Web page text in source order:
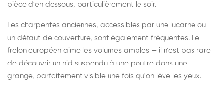
pièce d'en dessous, particulièrement le soir.
Les charpentes anciennes, accessibles par une lucarne ou
un défaut de couverture, sont également fréquentes. Le
frelon européen aime les volumes amples — il n'est pas rare
de découvrir un nid suspendu à une poutre dans une
grange, parfaitement visible une fois qu'on lève les yeux.